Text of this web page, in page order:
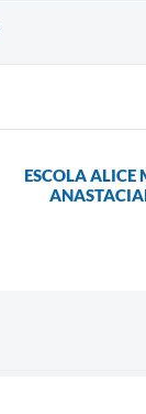
ESCOLA ALICE